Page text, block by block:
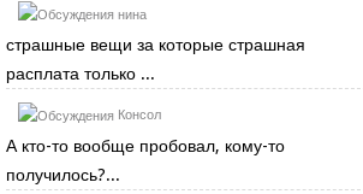
нина
страшные вещи за которые страшная
расплата только ...
Консол
А кто-то вообще пробовал, кому-то
получилось?...